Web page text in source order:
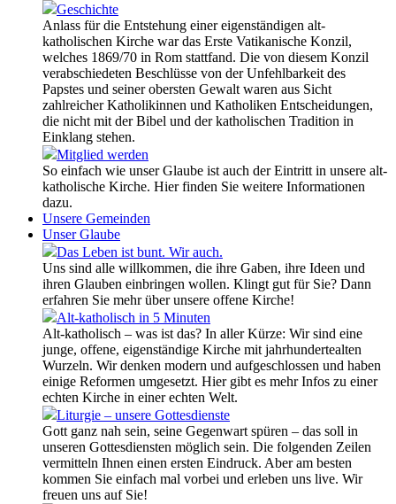
Geschichte
Anlass für die Entstehung einer eigenständigen alt-
katholischen Kirche war das Erste Vatikanische Konzil,
welches 1869/70 in Rom stattfand. Die von diesem Konzil
verabschiedeten Beschlüsse von der Unfehlbarkeit des
Papstes und seiner obersten Gewalt waren aus Sicht
zahlreicher Katholikinnen und Katholiken Entscheidungen,
die nicht mit der Bibel und der katholischen Tradition in
Einklang stehen.
Mitglied werden
So einfach wie unser Glaube ist auch der Eintritt in unsere alt-
katholische Kirche. Hier finden Sie weitere Informationen
dazu.
Unsere Gemeinden
Unser Glaube
Das Leben ist bunt. Wir auch.
Uns sind alle willkommen, die ihre Gaben, ihre Ideen und
ihren Glauben einbringen wollen. Klingt gut für Sie? Dann
erfahren Sie mehr über unsere offene Kirche!
Alt-katholisch in 5 Minuten
Alt-katholisch – was ist das? In aller Kürze: Wir sind eine
junge, offene, eigenständige Kirche mit jahrhundertealten
Wurzeln. Wir denken modern und aufgeschlossen und haben
einige Reformen umgesetzt. Hier gibt es mehr Infos zu einer
echten Kirche in einer echten Welt.
Liturgie – unsere Gottesdienste
Gott ganz nah sein, seine Gegenwart spüren – das soll in
unseren Gottesdiensten möglich sein. Die folgenden Zeilen
vermitteln Ihnen einen ersten Eindruck. Aber am besten
kommen Sie einfach mal vorbei und erleben uns live. Wir
freuen uns auf Sie!